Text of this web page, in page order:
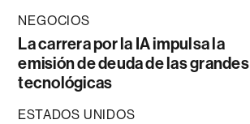
NEGOCIOS
La carrera por la IA impulsa la
emisión de deuda de las grandes
tecnológicas
ESTADOS UNIDOS